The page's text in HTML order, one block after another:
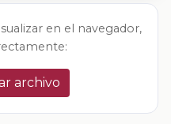
en el navegador,
archivo